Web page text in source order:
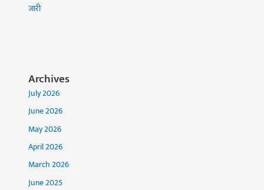
जारी
Archives
July 2026
June 2026
May 2026
April 2026
March 2026
June 2025